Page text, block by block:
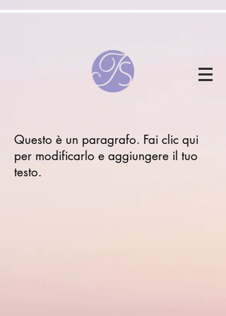
Questo è un paragrafo. Fai clic qui
per modificarlo e aggiungere il tuo
testo.